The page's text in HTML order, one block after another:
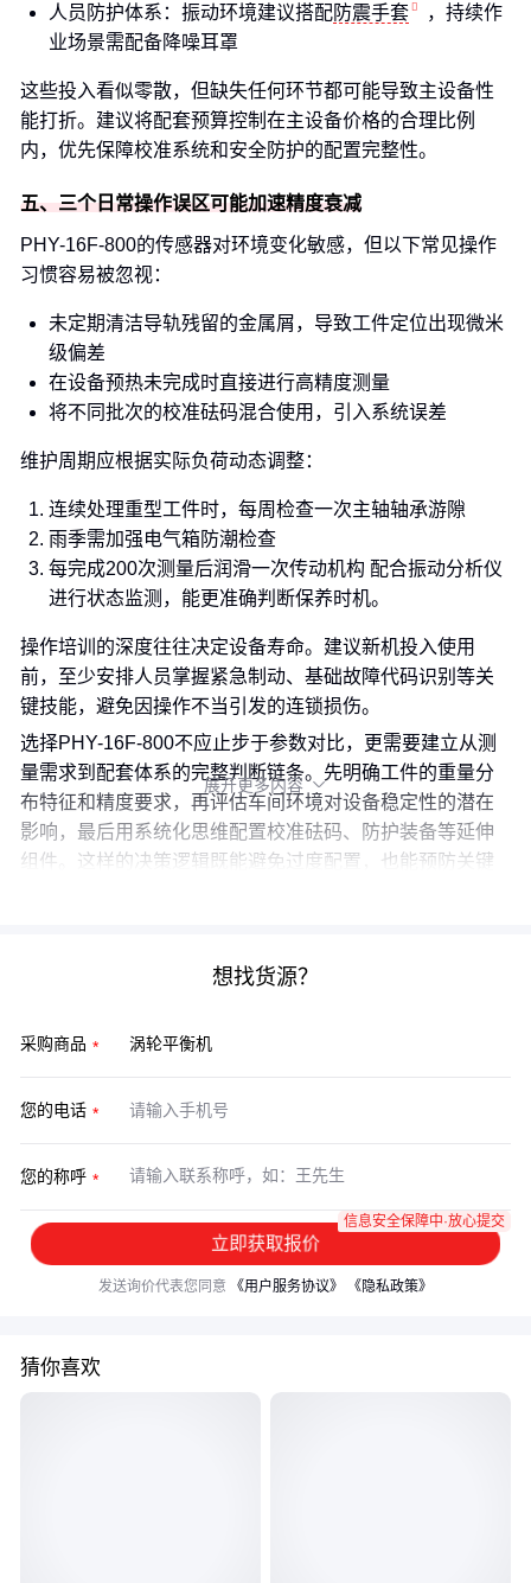
人员防护体系：振动环境建议搭配防震手套
，持续作
业场景需配备降噪耳罩
这些投入看似零散，但缺失任何环节都可能导致主设备性
能打折。建议将配套预算控制在主设备价格的合理比例
内，优先保障校准系统和安全防护的配置完整性。
五、三个日常操作误区可能加速精度衰减
PHY-16F-800的传感器对环境变化敏感，但以下常见操作
习惯容易被忽视：
未定期清洁导轨残留的金属屑，导致工件定位出现微米
级偏差
在设备预热未完成时直接进行高精度测量
将不同批次的校准砝码混合使用，引入系统误差
维护周期应根据实际负荷动态调整：
连续处理重型工件时，每周检查一次主轴轴承游隙
雨季需加强电气箱防潮检查
每完成200次测量后润滑一次传动机构 配合振动分析仪
进行状态监测，能更准确判断保养时机。
操作培训的深度往往决定设备寿命。建议新机投入使用
前，至少安排人员掌握紧急制动、基础故障代码识别等关
键技能，避免因操作不当引发的连锁损伤。
选择PHY-16F-800不应止步于参数对比，更需要建立从测
量需求到配套体系的完整判断链条。先明确工件的重量分
布特征和精度要求，再评估车间环境对设备稳定性的潜在
影响，最后用系统化思维配置校准砝码、防护装备等延伸
组件。这样的决策逻辑既能避免过度配置，也能预防关键
展开更多内容 
想找货源？
采购商品
您的电话
您的称呼
立即获取报价
信息安全保障中·放心提交
发送询价代表您同意 《用户服务协议》 《隐私政策》
猜你喜欢